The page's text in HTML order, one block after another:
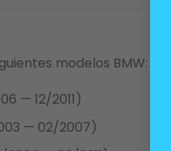
modelos BMW:
— 12/2011)
— 02/2007)